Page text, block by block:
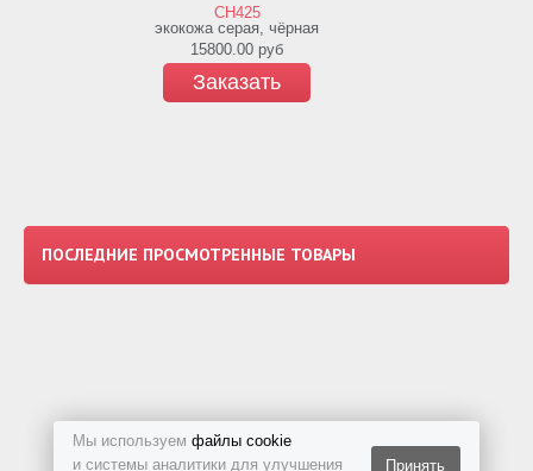
Мы используем файлы cookie
и системы аналитики для улучшения
Принять
СH425
экокожа серая, чёрная
15800.00 руб
Заказать
ПОСЛЕДНИЕ ПРОСМОТРЕННЫЕ ТОВАРЫ